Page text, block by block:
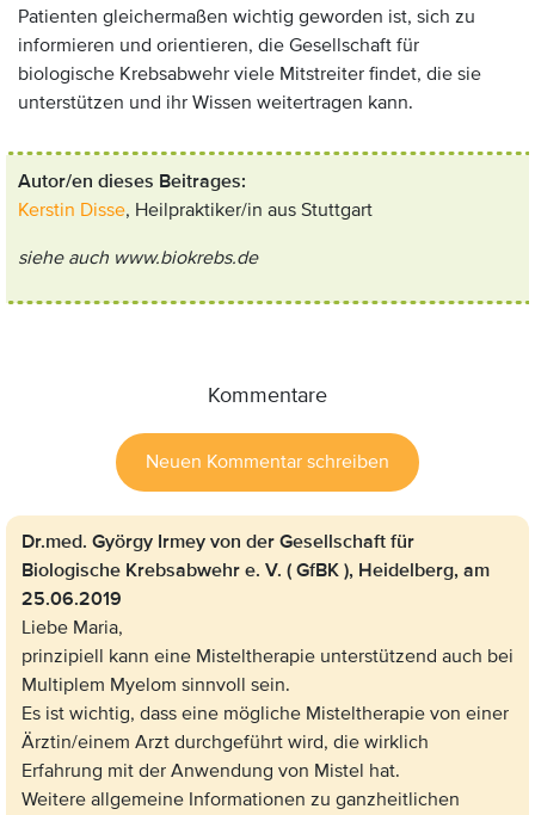
Patienten gleichermaßen wichtig geworden ist, sich zu
informieren und orientieren, die Gesellschaft für
biologische Krebsabwehr viele Mitstreiter findet, die sie
unterstützen und ihr Wissen weitertragen kann.
Autor/en dieses Beitrages:
Kerstin Disse, Heilpraktiker/in aus Stuttgart
siehe auch www.biokrebs.de
Kommentare
Neuen Kommentar schreiben
Dr.med. György Irmey von der Gesellschaft für
Biologische Krebsabwehr e. V. ( GfBK ), Heidelberg, am
25.06.2019
Liebe Maria,
prinzipiell kann eine Misteltherapie unterstützend auch bei
Multiplem Myelom sinnvoll sein.
Es ist wichtig, dass eine mögliche Misteltherapie von einer
Ärztin/einem Arzt durchgeführt wird, die wirklich
Erfahrung mit der Anwendung von Mistel hat.
Weitere allgemeine Informationen zu ganzheitlichen